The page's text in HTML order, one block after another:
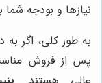
نیازها و بودجه
به طور کلی، اگر به